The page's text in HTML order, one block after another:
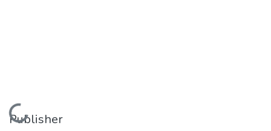
Loading...
Publisher